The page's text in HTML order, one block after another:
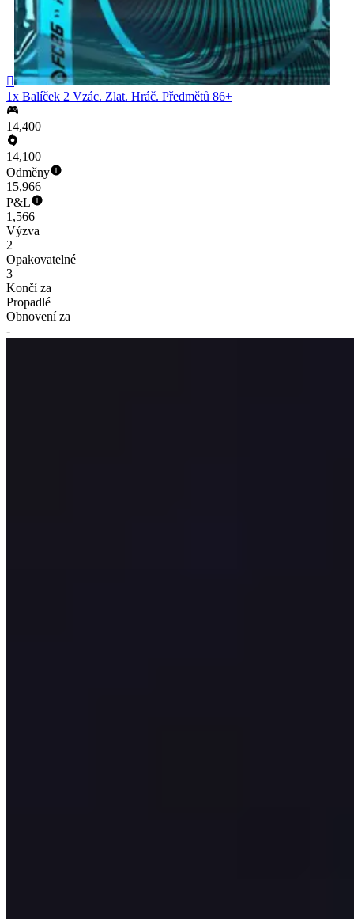

1x Balíček 2 Vzác. Zlat. Hráč. Předmětů 86+
14,400
14,100
Odměny
15,966
P&L
1,566
Výzva
2
Opakovatelné
3
Končí za
Propadlé
Obnovení za
-